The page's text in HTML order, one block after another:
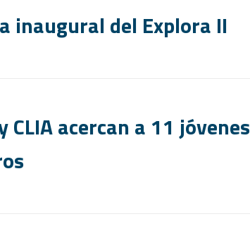
inaugural del Explora II
CLIA acercan a 11 jóvenes